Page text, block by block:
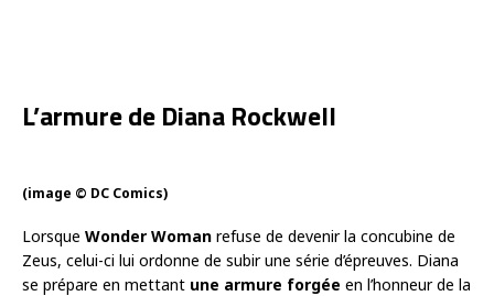
L’armure de Diana Rockwell
(image © DC Comics)
Lorsque Wonder Woman refuse de devenir la concubine de
Zeus, celui-ci lui ordonne de subir une série d’épreuves. Diana
se prépare en mettant une armure forgée en l’honneur de la